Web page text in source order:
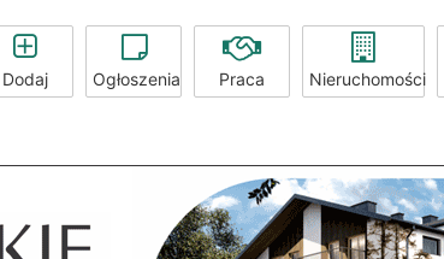
Dodaj Ogłoszenia Praca Nieruchomości